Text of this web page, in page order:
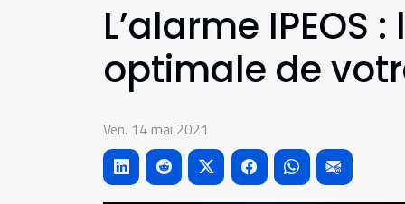
L’alarme
optimale de
Ven. 14 mai 2021